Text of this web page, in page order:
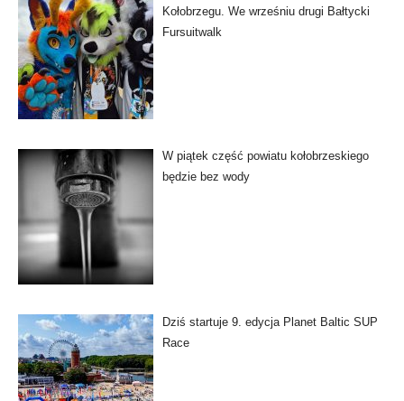
Kołobrzegu. We wrześniu drugi Bałtycki
Fursuitwalk
W piątek część powiatu kołobrzeskiego
będzie bez wody
Dziś startuje 9. edycja Planet Baltic SUP
Race